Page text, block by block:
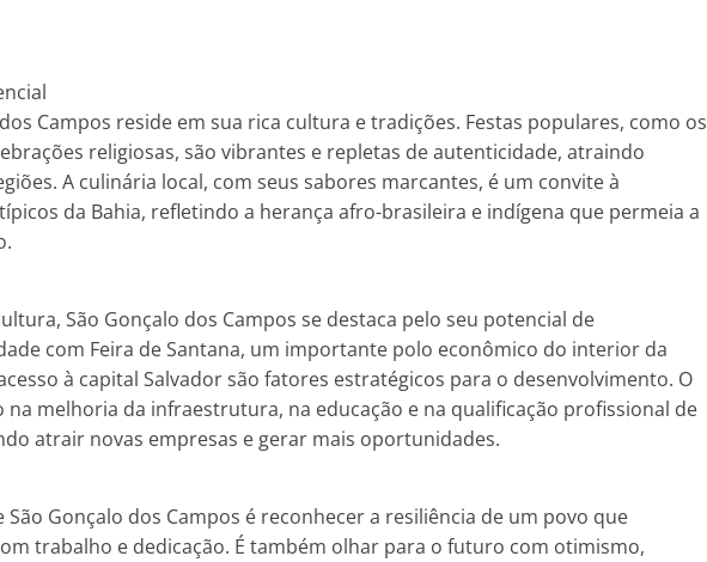
Campos reside em sua rica cultura e tradições. Festas populares, como os
religiosas, são vibrantes e repletas de autenticidade, atraindo
A culinária local, com seus sabores marcantes, é um convite à
da Bahia, refletindo a herança afro-brasileira e indígena que permeia a
São Gonçalo dos Campos se destaca pelo seu potencial de
com Feira de Santana, um importante polo econômico do interior da
à capital Salvador são fatores estratégicos para o desenvolvimento. O
melhoria da infraestrutura, na educação e na qualificação profissional de
atrair novas empresas e gerar mais oportunidades.
São Gonçalo dos Campos é reconhecer a resiliência de um povo que
trabalho e dedicação. É também olhar para o futuro com otimismo,